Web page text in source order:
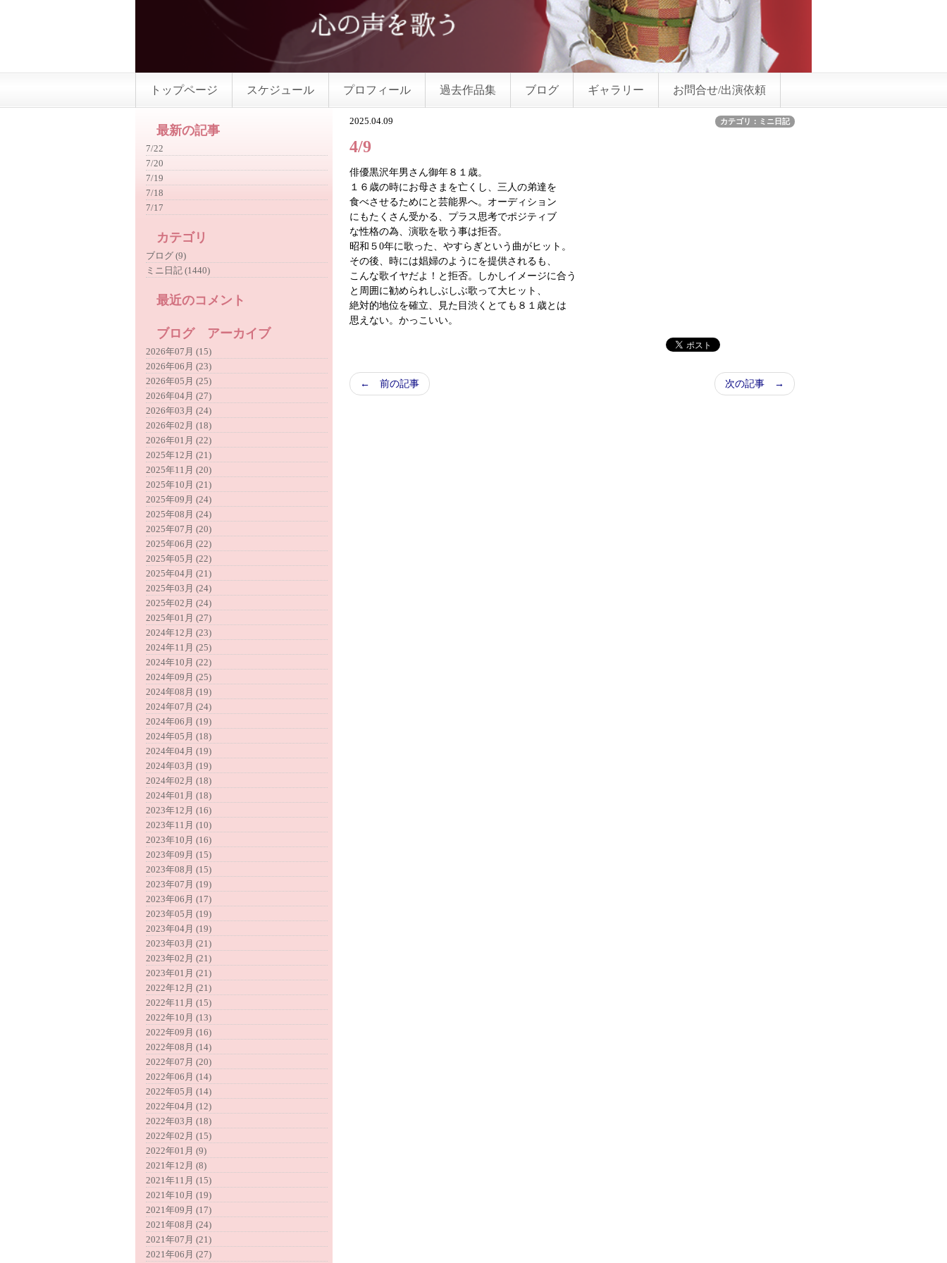
トップページ スケジュール プロフィール 過去作品集 ブログ ギャラリー お問合せ/出演依頼
2025.04.09 カテゴリ：ミニ日記
4/9
俳優黒沢年男さん御年８１歳。
１６歳の時にお母さまを亡くし、三人の弟達を
食べさせるためにと芸能界へ。オーディション
にもたくさん受かる、プラス思考でポジティブ
な性格の為、演歌を歌う事は拒否。
昭和５0年に歌った、やすらぎという曲がヒット。
その後、時には娼婦のようにを提供されるも、
こんな歌イヤだよ！と拒否。しかしイメージに合う
と周囲に勧められしぶしぶ歌って大ヒット、
絶対的地位を確立、見た目渋くとても８１歳とは
思えない。かっこいい。
次の記事 →
← 前の記事
最新の記事
7/22
7/20
7/19
7/18
7/17
カテゴリ
ブログ (9)
ミニ日記 (1440)
最近のコメント
ブログ アーカイブ
2026年07月 (15)
2026年06月 (23)
2026年05月 (25)
2026年04月 (27)
2026年03月 (24)
2026年02月 (18)
2026年01月 (22)
2025年12月 (21)
2025年11月 (20)
2025年10月 (21)
2025年09月 (24)
2025年08月 (24)
2025年07月 (20)
2025年06月 (22)
2025年05月 (22)
2025年04月 (21)
2025年03月 (24)
2025年02月 (24)
2025年01月 (27)
2024年12月 (23)
2024年11月 (25)
2024年10月 (22)
2024年09月 (25)
2024年08月 (19)
2024年07月 (24)
2024年06月 (19)
2024年05月 (18)
2024年04月 (19)
2024年03月 (19)
2024年02月 (18)
2024年01月 (18)
2023年12月 (16)
2023年11月 (10)
2023年10月 (16)
2023年09月 (15)
2023年08月 (15)
2023年07月 (19)
2023年06月 (17)
2023年05月 (19)
2023年04月 (19)
2023年03月 (21)
2023年02月 (21)
2023年01月 (21)
2022年12月 (21)
2022年11月 (15)
2022年10月 (13)
2022年09月 (16)
2022年08月 (14)
2022年07月 (20)
2022年06月 (14)
2022年05月 (14)
2022年04月 (12)
2022年03月 (18)
2022年02月 (15)
2022年01月 (9)
2021年12月 (8)
2021年11月 (15)
2021年10月 (19)
2021年09月 (17)
2021年08月 (24)
2021年07月 (21)
2021年06月 (27)